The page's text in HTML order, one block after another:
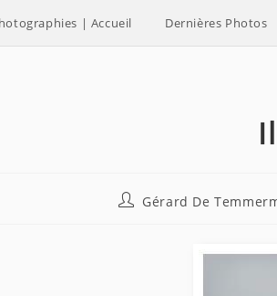
| Accueil Dernières Photos
Auteur/autrice
Gérard De